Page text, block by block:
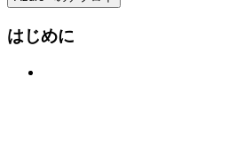
はじめに